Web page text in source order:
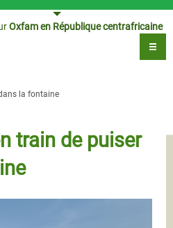
Oxfam en République centrafricaine
la fontaine
train de puiser